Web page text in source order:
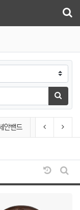
검색하
록
안밴드 헤어악세서리
이전 분류다음
날짜순
게시